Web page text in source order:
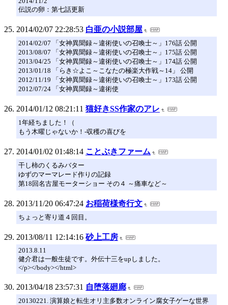
伝説の卵：第七話更新
2014/02/07 22:28:53 白亜の小説部屋
2014/02/07 「女神異聞録～違術使いの召喚士～」176話 公開
2013/08/07 「女神異聞録～違術使いの召喚士～」175話 公開
2013/04/25 「女神異聞録～違術使いの召喚士～」174話 公開
2013/01/18 「らき☆よこ～こなたの極楽大作戦～14」 公開
2012/11/19 「女神異聞録～違術使いの召喚士～」173話 公開
2012/07/24 「女神異聞録～違術使
2014/01/12 08:21:11 猫好きSS作家のアレ
1年経ちました！（
もう木曜じゃないか！-収穫の喜びを
2014/01/02 01:48:14 ことぶきファーム
干し柿のくるみバター
ゆずのマーマレード作りの記録
第18回名古屋モーターショー その４ ～痛車など～
2013/11/20 06:47:24 お稲荷様奇行文
ちょっと寄り道４回目。
2013/08/11 12:14:16 砂上工房
2013.8.11
健介君は一般生徒です。外伝十三をupしました。
</p></body></html>
2013/04/18 23:57:31 自堕落廻廊
20130221. 演算娘と転生オリ主多数オンライン腐女子ゲーな世界